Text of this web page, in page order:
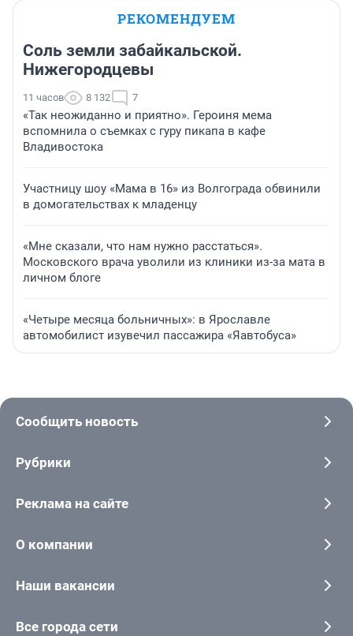
РЕКОМЕНДУЕМ
Соль земли забайкальской.
Нижегородцевы
11 часов 8 132 7
«Так неожиданно и приятно». Героиня мема
вспомнила о съемках с гуру пикапа в кафе
Владивостока
Участницу шоу «Мама в 16» из Волгограда обвинили
в домогательствах к младенцу
«Мне сказали, что нам нужно расстаться».
Московского врача уволили из клиники из-за мата в
личном блоге
«Четыре месяца больничных»: в Ярославле
автомобилист изувечил пассажира «Яавтобуса»
Сообщить новость
Рубрики
Реклама на сайте
О компании
Наши вакансии
Все города сети